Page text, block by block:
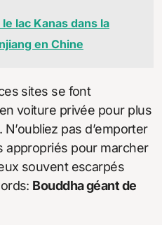
lac Kanas dans la
en Chine
sites se font
voiture privée pour plus
pas d’emporter
appropriés pour marcher
souvent escarpés
Bouddha géant de